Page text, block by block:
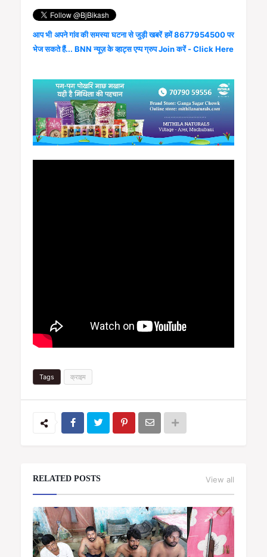
आप भी अपने गांव की समस्या घटना से जुड़ी खबरें हमें 8677954500 पर
भेज सकते हैं... BNN न्यूज़ के व्हाट्स एप्प ग्रुप Join करें - Click Here
Tags क्राइम
RELATED POSTS View all